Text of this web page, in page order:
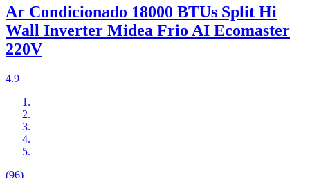
Ar Condicionado 18000 BTUs Split Hi
Wall Inverter Midea Frio AI Ecomaster
220V
4.9
(96)